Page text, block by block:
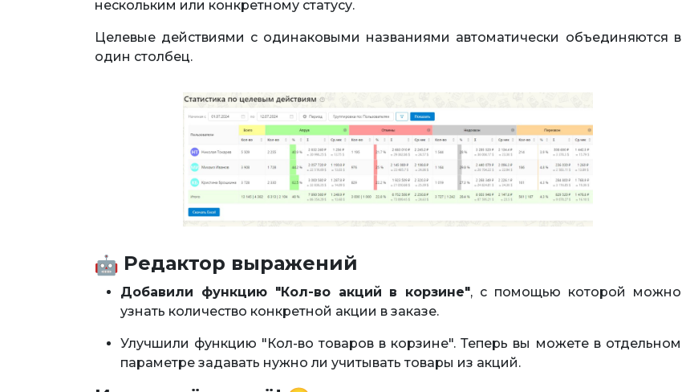
нескольким или конкретному статусу.
Целевые действиями с одинаковыми названиями автоматически объединяются в
один столбец.
Редактор выражений
Добавили функцию "Кол-во акций в корзине", с помощью которой можно
узнать количество конкретной акции в заказе.
Улучшили функцию "Кол-во товаров в корзине". Теперь вы можете в отдельном
параметре задавать нужно ли учитывать товары из акций.